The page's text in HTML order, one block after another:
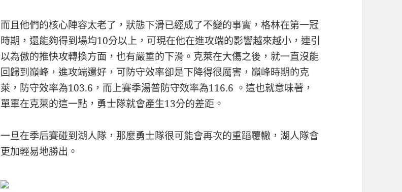
而且他們的核心陣容太老了，狀態下滑已經成了不變的事實，格林在第一冠
時期，還能夠得到場均10分以上，可現在他在進攻端的影響越來越小，連引
以為傲的推快攻轉換方面，也有嚴重的下滑。克萊在大傷之後，就一直沒能
回歸到巔峰，進攻端還好，可防守效率卻是下降得很厲害，巔峰時期的克
萊，防守效率為103.6，而上賽季湯普防守效率為116.6 。這也就意味著，
單單在克萊的這一點，勇士隊就會產生13分的差距。
一旦在季后賽碰到湖人隊，那麼勇士隊很可能會再次的重蹈覆轍，湖人隊會
更加輕易地勝出。